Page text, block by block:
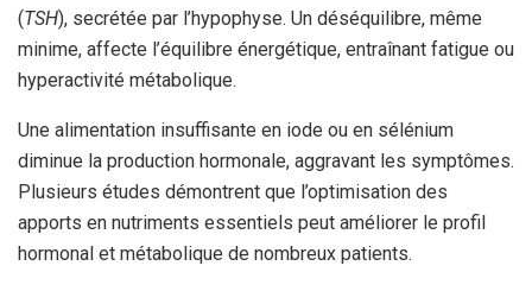
(TSH), secrétée par l’hypophyse. Un déséquilibre, même
minime, affecte l’équilibre énergétique, entraînant fatigue ou
hyperactivité métabolique.
Une alimentation insuffisante en iode ou en sélénium
diminue la production hormonale, aggravant les symptômes.
Plusieurs études démontrent que l’optimisation des
apports en nutriments essentiels peut améliorer le profil
hormonal et métabolique de nombreux patients.